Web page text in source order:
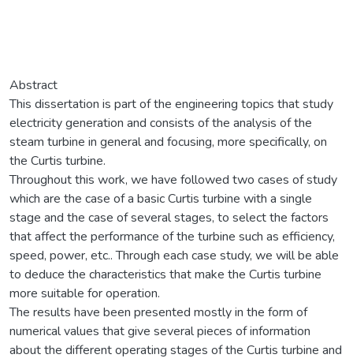
Abstract
This dissertation is part of the engineering topics that study
electricity generation and consists of the analysis of the
steam turbine in general and focusing, more specifically, on
the Curtis turbine.
Throughout this work, we have followed two cases of study
which are the case of a basic Curtis turbine with a single
stage and the case of several stages, to select the factors
that affect the performance of the turbine such as efficiency,
speed, power, etc.. Through each case study, we will be able
to deduce the characteristics that make the Curtis turbine
more suitable for operation.
The results have been presented mostly in the form of
numerical values that give several pieces of information
about the different operating stages of the Curtis turbine and